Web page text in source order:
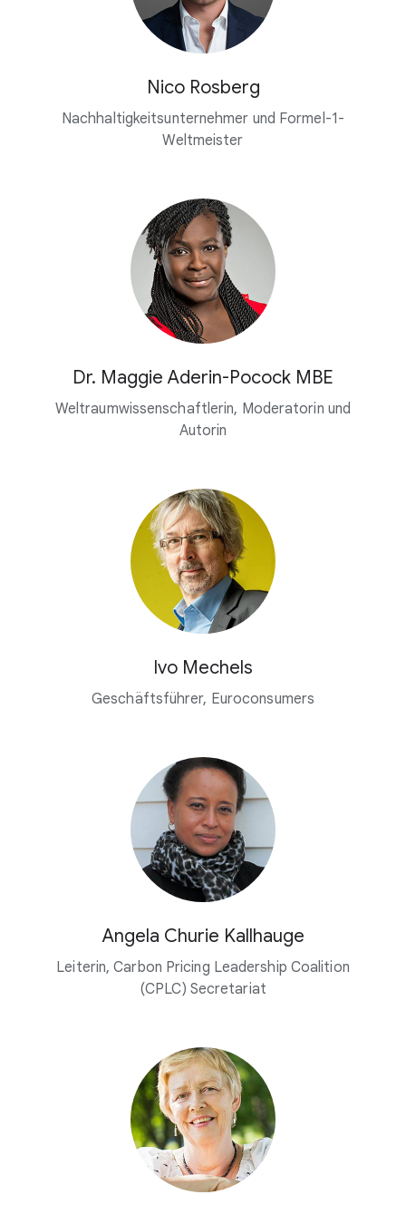
Nico Rosberg
Nachhaltigkeitsunternehmer und Formel-1-
Weltmeister
Dr. Maggie Aderin-Pocock MBE
Weltraumwissenschaftlerin, Moderatorin und
Autorin
Ivo Mechels
Geschäftsführer, Euroconsumers
Angela Churie Kallhauge
Leiterin, Carbon Pricing Leadership Coalition
(CPLC) Secretariat